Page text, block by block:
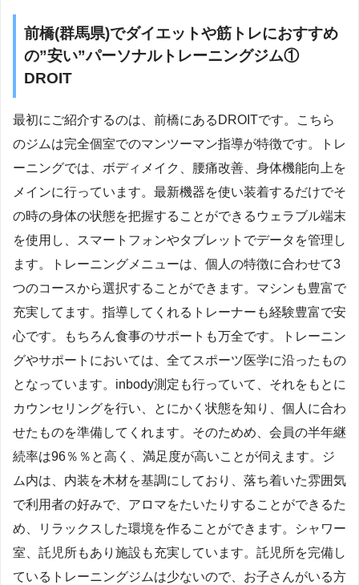
前橋(群馬県)でダイエットや筋トレにおすすめ
の”安い”パーソナルトレーニングジム①
DROIT
最初にご紹介するのは、前橋にあるDROITです。こちら
のジムは完全個室でのマンツーマン指導が特徴です。トレ
ーニングでは、ボディメイク、腰痛改善、身体機能向上を
メインに行っています。最新機器を使い装着するだけでそ
の時の身体の状態を把握することができるウェラブル端末
を使用し、スマートフォンやタブレットでデータを管理し
ます。トレーニングメニューは、個人の特徴に合わせて3
つのコースから選択することができます。マシンも豊富で
充実してます。指導してくれるトレーナーも経験豊富で安
心です。もちろん食事のサポートも万全です。トレーニン
グやサポートにおいては、全てスポーツ医学に沿ったもの
となっています。inbody測定も行っていて、それをもとに
カウンセリングを行い、とにかく状態を知り、個人に合わ
せたものを準備してくれます。そのためめ、会員の半年継
続率は96％％と高く、満足度が高いことが伺えます。ジ
ム内は、内装を木材を基調にしており、落ち着いた雰囲気
で利用者の好みで、アロマをたいたりすることができるた
め、リラックスした環境を作ることができます。シャワー
室、託児所もあり施設も充実しています。託児所を完備し
ているトレーニングジムは少ないので、お子さんがいる方